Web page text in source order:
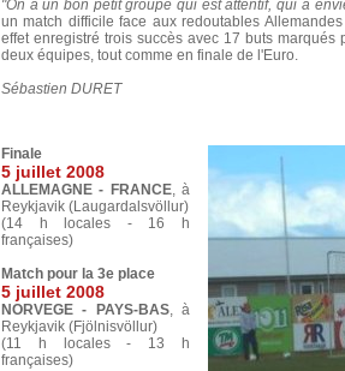
"On a un bon petit groupe qui est attentif, qui a
un match difficile face aux redoutables
effet enregistré trois succès avec 17 buts
deux équipes, tout comme en finale de l'Euro.
Sébastien DURET
Finale
5 juillet 2008
ALLEMAGNE - FRANCE, à
Reykjavik (Laugardalsvöllur)
(14 h locales - 16 h
françaises)
Match pour la 3e place
5 juillet 2008
NORVEGE - PAYS-BAS, à
Reykjavik (Fjölnisvöllur)
(11 h locales - 13 h
françaises)